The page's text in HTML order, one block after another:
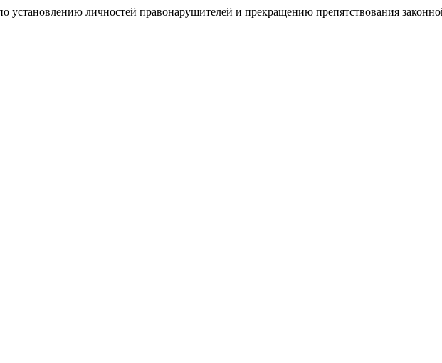
личностей правонарушителей и прекращению препятствования